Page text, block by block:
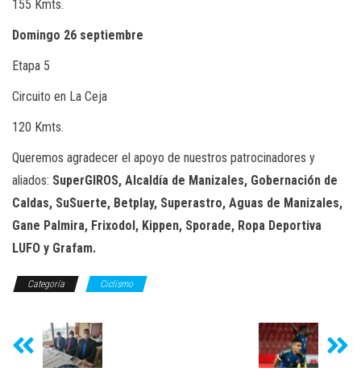
155 Kmts.
Domingo 26 septiembre
Etapa 5
Circuito en La Ceja
120 Kmts.
Queremos agradecer el apoyo de nuestros patrocinadores y
aliados: SuperGIROS, Alcaldía de Manizales, Gobernación de
Caldas, SuSuerte, Betplay, Superastro, Aguas de Manizales,
Gane Palmira, Frixodol, Kippen, Sporade, Ropa Deportiva
LUFO y Grafam.
Categoría Ciclismo